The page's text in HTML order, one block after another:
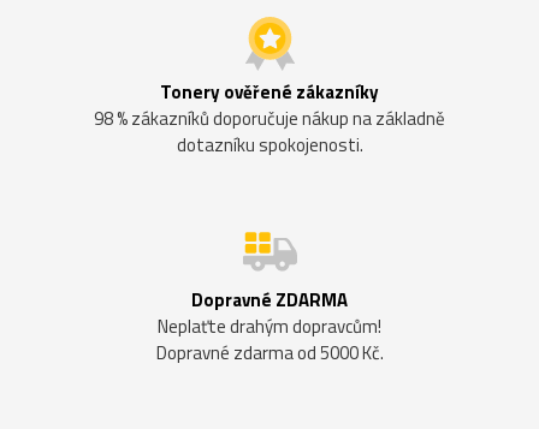
Tonery ověřené zákazníky
98 % zákazníků doporučuje nákup na základně
dotazníku spokojenosti.
Dopravné ZDARMA
Neplaťte drahým dopravcům!
Dopravné zdarma od 5000 Kč.